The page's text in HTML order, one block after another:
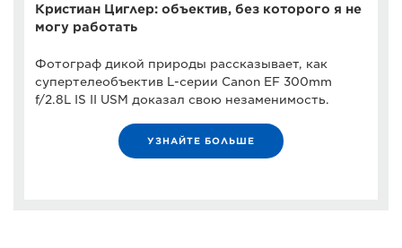
Кристиан Циглер: объектив, без которого я не
могу работать
Фотограф дикой природы рассказывает, как
супертелеобъектив L-серии Canon EF 300mm
f/2.8L IS II USM доказал свою незаменимость.
УЗНАЙТЕ БОЛЬШЕ